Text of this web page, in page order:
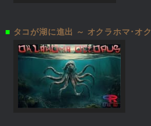
■ タコが湖に進出 ～ オクラホマ･オ